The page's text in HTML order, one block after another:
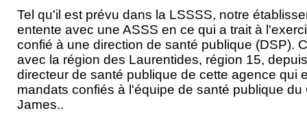
Tel qu'il est prévu dans la LSSSS, notre
entente avec une ASSS en ce qui a trait à
confié à une direction de santé publique (DSP).
avec la région des Laurentides, région 15,
directeur de santé publique de cette agence qui
mandats confiés à l'équipe de santé publique du
James..